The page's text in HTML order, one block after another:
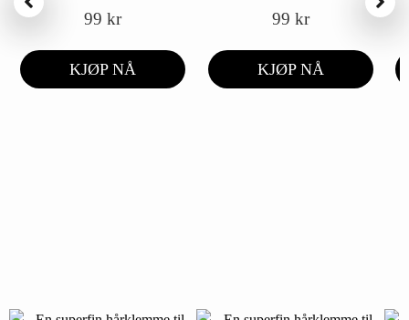
99kr
KJØP NÅ
99 kr
KJØP NÅ